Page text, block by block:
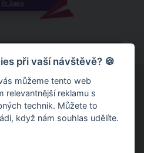
při vaší návštěvě? 🍪
můžeme tento web
relevantnější reklamu s
technik. Můžete to
když nám souhlas udělíte.